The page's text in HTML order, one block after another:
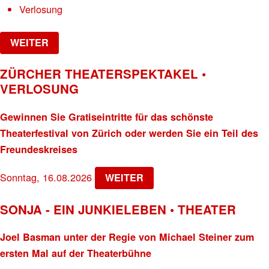
Verlosung
WEITER
ZÜRCHER THEATERSPEKTAKEL •
VERLOSUNG
Gewinnen Sie Gratiseintritte für das schönste
Theaterfestival von Zürich oder werden Sie ein Teil des
Freundeskreises
Sonntag, 16.08.2026 WEITER
SONJA - EIN JUNKIELEBEN • THEATER
Joel Basman unter der Regie von Michael Steiner zum
ersten Mal auf der Theaterbühne